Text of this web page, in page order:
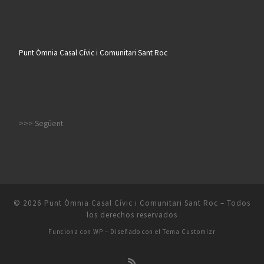
Punt Òmnia Casal Cívic i Comunitari Sant Roc
>>> Següent
© 2026 Punt Òmnia Casal Cívic i Comunitari Sant Roc – Todos
los derechos reservados
Funciona con WP – Diseñado con el Tema Customizr